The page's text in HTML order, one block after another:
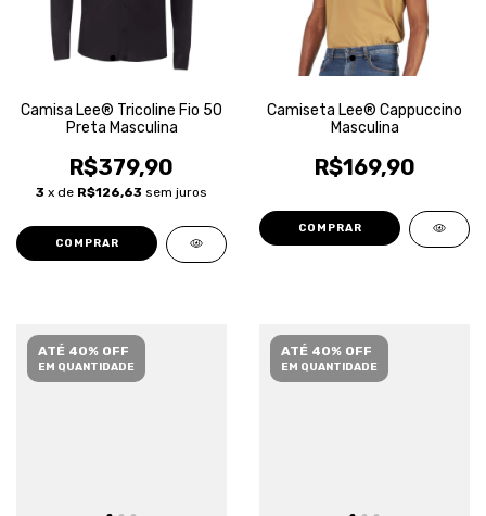
Camisa Lee® Tricoline Fio 50
Preta Masculina
R$379,90
3 x de R$126,63 sem juros
COMPRAR
Camiseta Lee® Cappuccino
Masculina
R$169,90
COMPRAR
ATÉ 40% OFF
EM QUANTIDADE
ATÉ 40% OFF
EM QUANTIDADE